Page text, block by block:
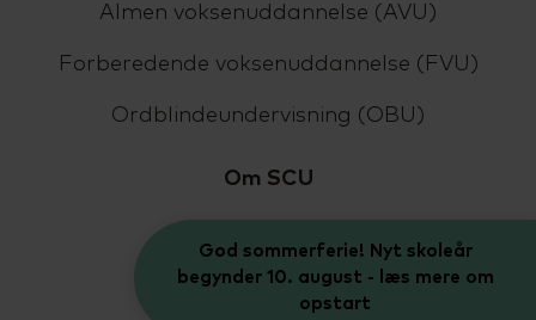
Almen voksenuddannelse (AVU)
Forberedende voksenuddannelse (FVU)
Ordblindeundervisning (OBU)
Om SCU
Fremtiden efter SCU
God sommerferie! Nyt skoleår
begynder 10. august - læs mere om
opstart